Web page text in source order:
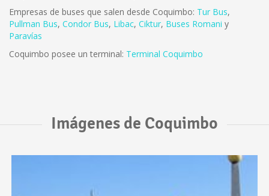
Empresas de buses que salen desde Coquimbo: Tur Bus,
Pullman Bus, Condor Bus, Libac, Ciktur, Buses Romani y
Paravías
Coquimbo posee un terminal: Terminal Coquimbo
Imágenes de Coquimbo